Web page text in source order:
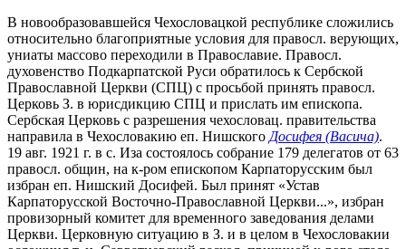
В новообразовавшейся Чехословацкой республике сложились
относительно благоприятные условия для правосл. верующих,
униаты массово переходили в Православие. Правосл.
духовенство Подкарпатской Руси обратилось к Сербской
Православной Церкви (СПЦ) с просьбой принять правосл.
Церковь З. в юрисдикцию СПЦ и прислать им епископа.
Сербская Церковь с разрешения чехословац. правительства
направила в Чехословакию еп. Нишского Досифея (Васича).
19 авг. 1921 г. в с. Иза состоялось собрание 179 делегатов от 63
правосл. общин, на к-ром епископом Карпаторусским был
избран еп. Нишский Досифей. Был принят «Устав
Карпаторусской Восточно-Православной Церкви...», избран
провизорный комитет для временного заведования делами
Церкви. Церковную ситуацию в З. и в целом в Чехословакии